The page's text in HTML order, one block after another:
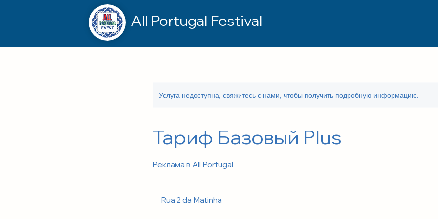
All Portugal Festival
Услуга недоступна, свяжитесь с нами, чтобы получить подробную информацию.
Тариф Базовый Plus
Реклама в All Portugal
Rua 2 da Matinha